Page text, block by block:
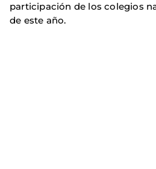
participación de los colegios
de este año.